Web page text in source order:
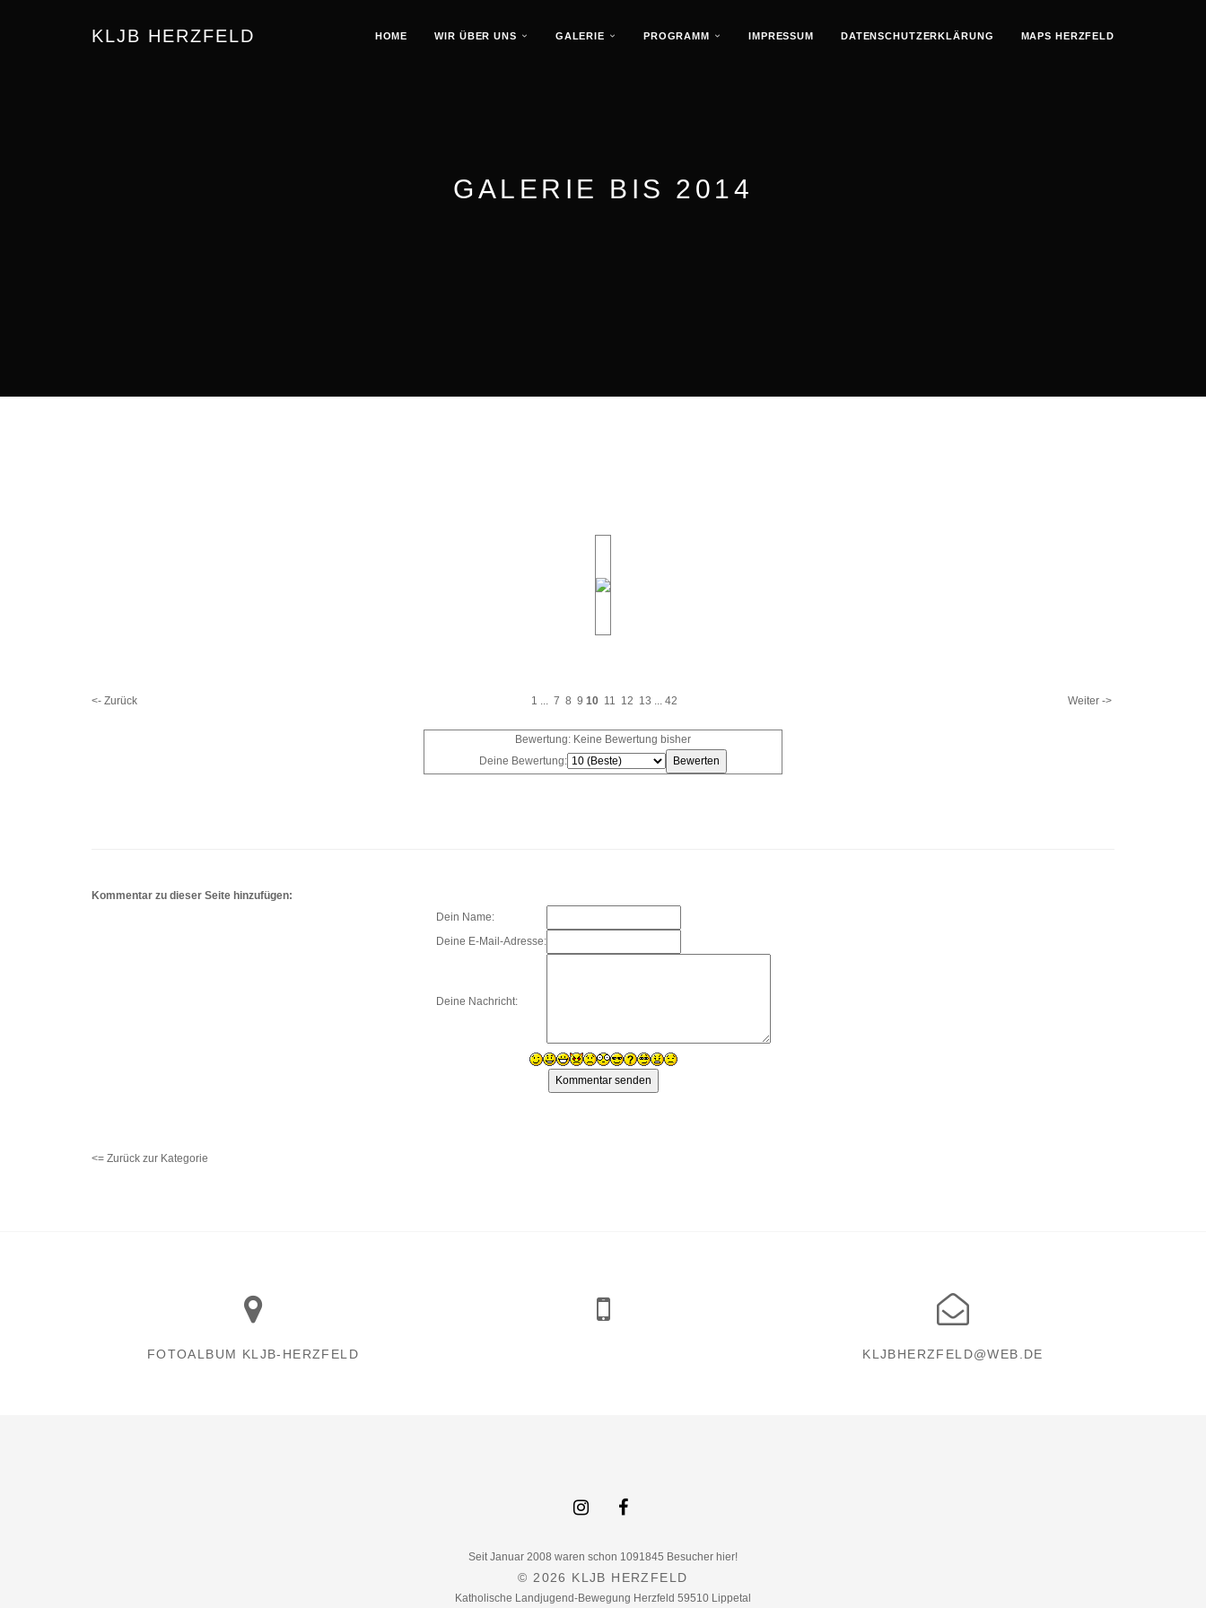
KLJB HERZFELD HOME WIR ÜBER UNS GALERIE PROGRAMM IMPRESSUM DATENSCHUTZERKLÄRUNG MAPS HERZFELD
GALERIE BIS 2014
<- Zurück 1 ... 7 8 9 10 11 12 13 ... 42 Weiter ->
Bewertung: Keine Bewertung bisher
Deine Bewertung:
Kommentar zu dieser Seite hinzufügen:
Dein Name:
Deine E-Mail-Adresse:
Deine Nachricht:
<= Zurück zur Kategorie
FOTOALBUM KLJB-HERZFELD KLJBHERZFELD@WEB.DE
Seit Januar 2008 waren schon 1091845 Besucher hier!
© 2026 KLJB HERZFELD
Katholische Landjugend-Bewegung Herzfeld 59510 Lippetal